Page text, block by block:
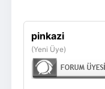
pinkazi
(Yeni Üye)